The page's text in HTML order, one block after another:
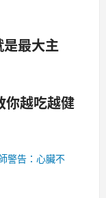
最大主
你越吃越健
警告：心臟不